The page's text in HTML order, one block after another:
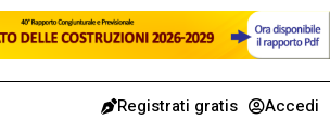
Registrati gratis Accedi